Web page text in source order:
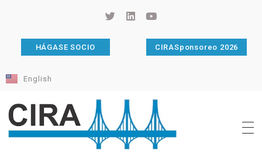
HÁGASE SOCIO CIRASponsoreo 2026
English